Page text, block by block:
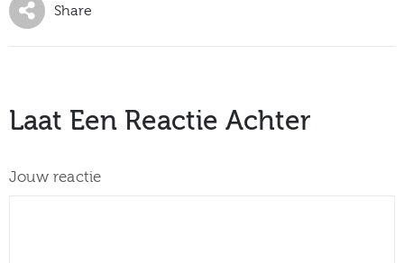
Share
Laat Een Reactie Achter
Jouw reactie